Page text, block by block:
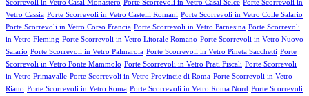
Scorrevoli in Vetro Casal Monastero Porte Scorrevoli in Vetro Casal Selce Porte Scorrevoli in
Vetro Cassia Porte Scorrevoli in Vetro Castelli Romani Porte Scorrevoli in Vetro Colle Salario
Porte Scorrevoli in Vetro Corso Francia Porte Scorrevoli in Vetro Farnesina Porte Scorrevoli
in Vetro Fleming Porte Scorrevoli in Vetro Litorale Romano Porte Scorrevoli in Vetro Nuovo
Salario Porte Scorrevoli in Vetro Palmarola Porte Scorrevoli in Vetro Pineta Sacchetti Porte
Scorrevoli in Vetro Ponte Mammolo Porte Scorrevoli in Vetro Prati Fiscali Porte Scorrevoli
in Vetro Primavalle Porte Scorrevoli in Vetro Provincie di Roma Porte Scorrevoli in Vetro
Riano Porte Scorrevoli in Vetro Roma Porte Scorrevoli in Vetro Roma Nord Porte Scorrevoli